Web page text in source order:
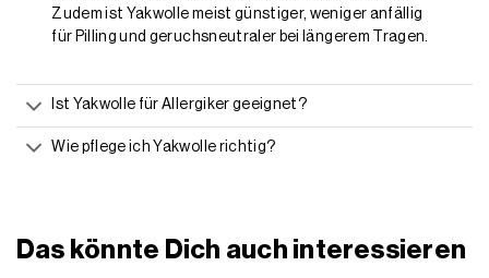
Zudem ist Yakwolle meist günstiger, weniger anfällig
für Pilling und geruchsneutraler bei längerem Tragen.
Ist Yakwolle für Allergiker geeignet?
Wie pflege ich Yakwolle richtig?
Das könnte Dich auch interessieren